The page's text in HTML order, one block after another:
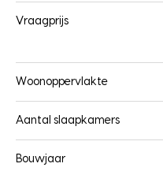
Vraagprijs
Woonoppervlakte
Aantal slaapkamers
Bouwjaar